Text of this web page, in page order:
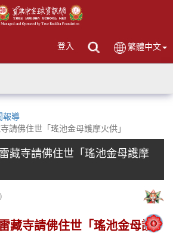
登入 繁體中文
報導
請佛住世「瑤池金母護摩火供」
藏寺請佛住世「瑤池金母護摩
藏寺請佛住世「瑤池金母護